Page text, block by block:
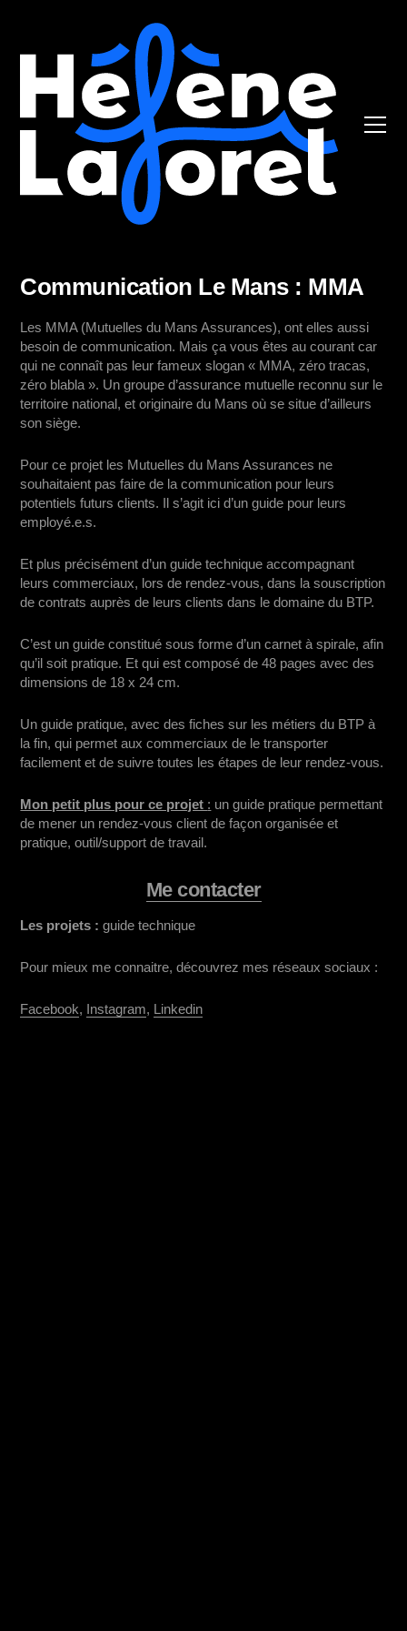
Communication Le Mans : MMA
Les MMA (Mutuelles du Mans Assurances), ont elles aussi
besoin de communication. Mais ça vous êtes au courant car
qui ne connaît pas leur fameux slogan « MMA, zéro tracas,
zéro blabla ». Un groupe d’assurance mutuelle reconnu sur le
territoire national, et originaire du Mans où se situe d’ailleurs
son siège.
Pour ce projet les Mutuelles du Mans Assurances ne
souhaitaient pas faire de la communication pour leurs
potentiels futurs clients. Il s’agit ici d’un guide pour leurs
employé.e.s.
Et plus précisément d’un guide technique accompagnant
leurs commerciaux, lors de rendez-vous, dans la souscription
de contrats auprès de leurs clients dans le domaine du BTP.
C’est un guide constitué sous forme d’un carnet à spirale, afin
qu’il soit pratique. Et qui est composé de 48 pages avec des
dimensions de 18 x 24 cm.
Un guide pratique, avec des fiches sur les métiers du BTP à
la fin, qui permet aux commerciaux de le transporter
facilement et de suivre toutes les étapes de leur rendez-vous.
Mon petit plus pour ce projet : un guide pratique permettant
de mener un rendez-vous client de façon organisée et
pratique, outil/support de travail.
Me contacter
Les projets :guide technique
Pour mieux me connaitre, découvrez mes réseaux sociaux :
Facebook, Instagram, Linkedin